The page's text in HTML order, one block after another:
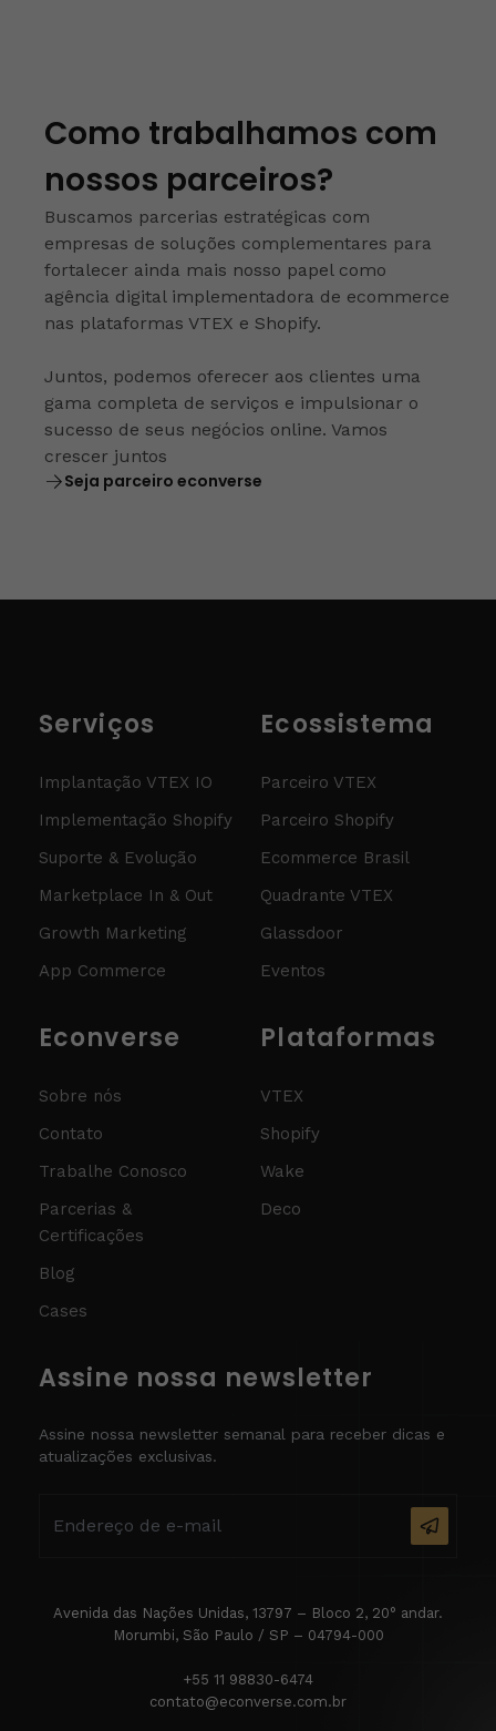
Como trabalhamos com
nossos parceiros?
Buscamos parcerias estratégicas com
empresas de soluções complementares para
fortalecer ainda mais nosso papel como
agência digital implementadora de ecommerce
nas plataformas VTEX e Shopify.
Juntos, podemos oferecer aos clientes uma
gama completa de serviços e impulsionar o
sucesso de seus negócios online. Vamos
crescer juntos
Seja parceiro econverse
Serviços
Implantação VTEX IO
Implementação Shopify
Suporte & Evolução
Marketplace In & Out
Growth Marketing
App Commerce
Ecossistema
Parceiro VTEX
Parceiro Shopify
Ecommerce Brasil
Quadrante VTEX
Glassdoor
Eventos
Econverse
Sobre nós
Contato
Trabalhe Conosco
Parcerias &
Certificações
Blog
Cases
Plataformas
VTEX
Shopify
Wake
Deco
Assine nossa newsletter
Assine nossa newsletter semanal para receber dicas e
atualizações exclusivas.
Avenida das Nações Unidas, 13797 – Bloco 2, 20° andar.
Morumbi, São Paulo / SP – 04794-000
+55 11 98830-6474
contato@econverse.com.br